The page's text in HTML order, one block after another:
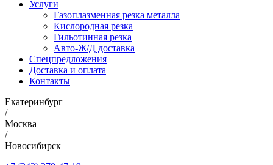
Услуги
Газоплазменная резка металла
Кислородная резка
Гильотинная резка
Авто-Ж/Д доставка
Спецпредложения
Доставка и оплата
Контакты
Екатеринбург
/
Москва
/
Новосибирск